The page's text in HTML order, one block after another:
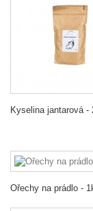
Kyselina jantarová -
Ořechy na prádlo -